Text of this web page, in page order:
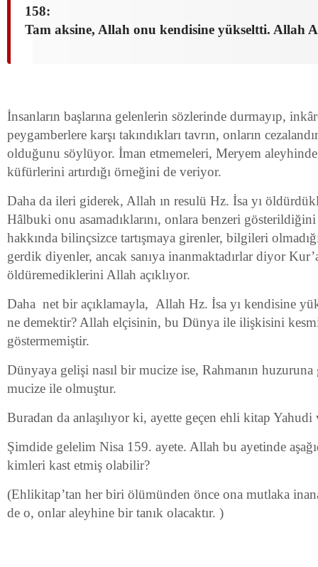
158:
Tam aksine, Allah onu kendisine yükseltti. Allah
İnsanların başlarına gelenlerin sözlerinde durmayıp,
peygamberlere karşı takındıkları tavrın, onların
olduğunu söylüyor. İman etmemeleri, Meryem aleyhinde
küfürlerini artırdığı örneğini de veriyor.
Daha da ileri giderek, Allah ın resulü Hz. İsa yı
Hâlbuki onu asamadıklarını, onlara benzeri
hakkında bilinçsizce tartışmaya girenler, bilgileri
gerdik diyenler, ancak sanıya inanmaktadırlar diyor
öldüremediklerini Allah açıklıyor.
Daha net bir açıklamayla, Allah Hz. İsa yı kendisine
ne demektir? Allah elçisinin, bu Dünya ile ilişkisini
göstermemiştir.
Dünyaya gelişi nasıl bir mucize ise, Rahmanın
mucize ile olmuştur.
Buradan da anlaşılıyor ki, ayette geçen ehli kitap Yahudi
Şimdide gelelim Nisa 159. ayete. Allah bu ayetinde
kimleri kast etmiş olabilir?
(Ehlikitap’tan her biri ölümünden önce ona mutlaka
de o, onlar aleyhine bir tanık olacaktır. )